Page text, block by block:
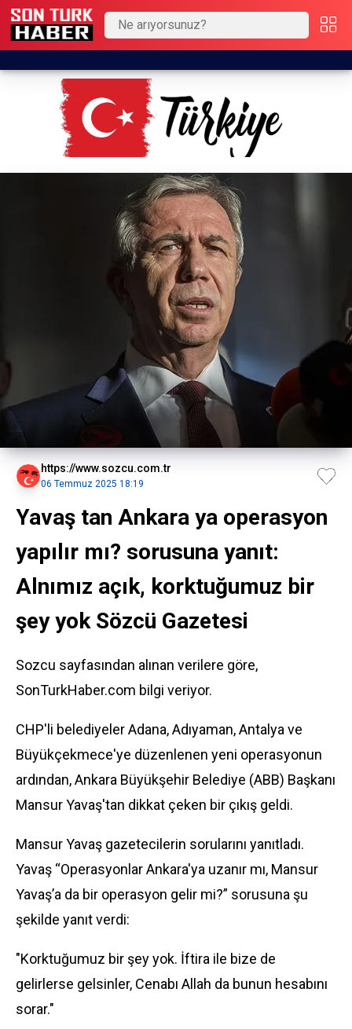
https://www.sozcu.com.tr
06 Temmuz 2025 18:19
Yavaş tan Ankara ya operasyon
yapılır mı? sorusuna yanıt:
Alnımız açık, korktuğumuz bir
şey yok Sözcü Gazetesi
Sozcu sayfasından alınan verilere göre,
SonTurkHaber.com bilgi veriyor.
CHP'li belediyeler Adana, Adıyaman, Antalya ve
Büyükçekmece'ye düzenlenen yeni operasyonun
ardından, Ankara Büyükşehir Belediye (ABB) Başkanı
Mansur Yavaş'tan dikkat çeken bir çıkış geldi.
Mansur Yavaş gazetecilerin sorularını yanıtladı.
Yavaş “Operasyonlar Ankara'ya uzanır mı, Mansur
Yavaş’a da bir operasyon gelir mi?” sorusuna şu
şekilde yanıt verdi:
"Korktuğumuz bir şey yok. İftira ile bize de
gelirlerse gelsinler, Cenabı Allah da bunun hesabını
sorar."